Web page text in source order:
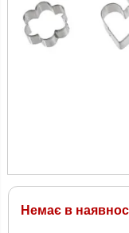
Немає в